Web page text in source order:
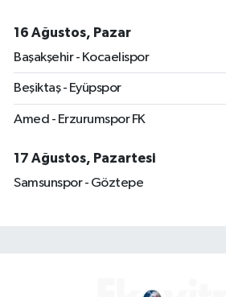
16 Ağustos, Pazar
Başakşehir - Kocaelispor
Beşiktaş - Eyüpspor
Amed - Erzurumspor FK
17 Ağustos, Pazartesi
Samsunspor - Göztepe